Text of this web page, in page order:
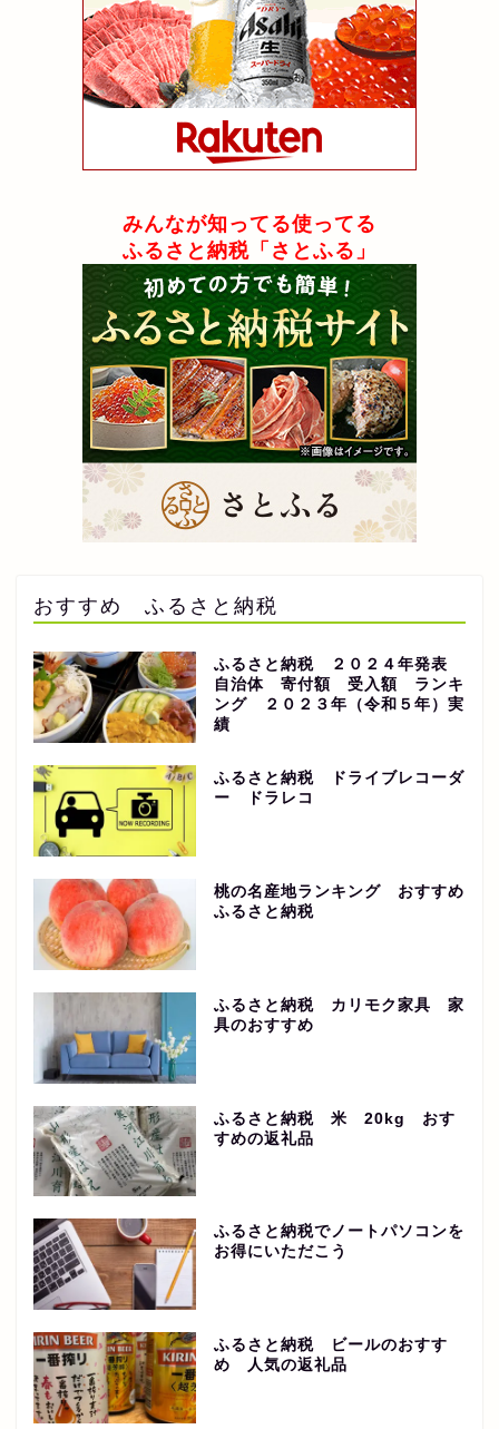
みんなが知ってる使ってる
ふるさと納税「さとふる」
おすすめ ふるさと納税
ふるさと納税 ２０２４年発表
自治体 寄付額 受入額 ランキ
ング ２０２３年（令和５年）実
績
ふるさと納税 ドライブレコーダ
ー ドラレコ
桃の名産地ランキング おすすめ
ふるさと納税
ふるさと納税 カリモク家具 家
具のおすすめ
ふるさと納税 米 20kg おす
すめの返礼品
ふるさと納税でノートパソコンを
お得にいただこう
ふるさと納税 ビールのおすす
め 人気の返礼品